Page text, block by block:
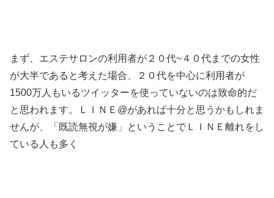
まず、エステサロンの利用者が２０代~４０代までの女性
が大半であると考えた場合、２０代を中心に利用者が
1500万人もいるツイッターを使っていないのは致命的だ
と思われます。ＬＩＮＥ@があれば十分と思うかもしれま
せんが、「既読無視が嫌」ということでＬＩＮＥ離れをし
ている人も多く